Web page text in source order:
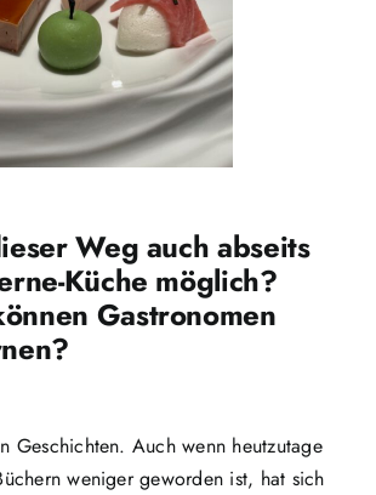
Weg auch abseits
Küche möglich?
Gastronomen
Geschichten. Auch wenn heutzutage
weniger geworden ist, hat sich